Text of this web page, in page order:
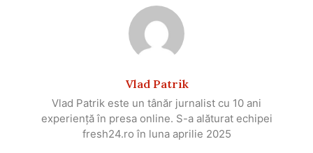
Vlad Patrik
Vlad Patrik este un tânăr jurnalist cu 10 ani
experiență în presa online. S-a alăturat echipei
fresh24.ro în luna aprilie 2025